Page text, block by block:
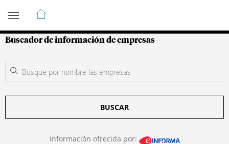
Guía de Empresas Colombianas
Buscador de información de empresas
BUSCAR
Información ofrecida por: